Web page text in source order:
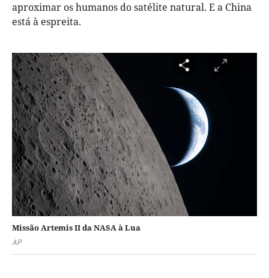
aproximar os humanos do satélite natural. E a China
está à espreita.
Missão Artemis II da NASA à Lua
AP